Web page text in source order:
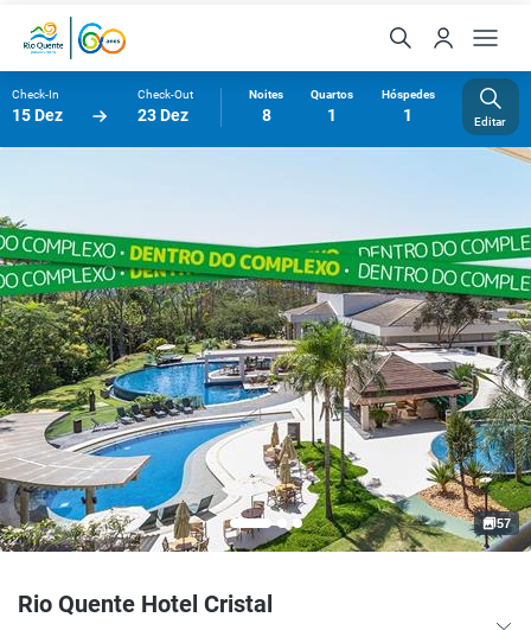
Check-In
15 Dez
Check-Out
23 Dez
Noites
8
Quartos
1
Hóspedes
1 Editar
Rio Quente Hotel Cristal
57